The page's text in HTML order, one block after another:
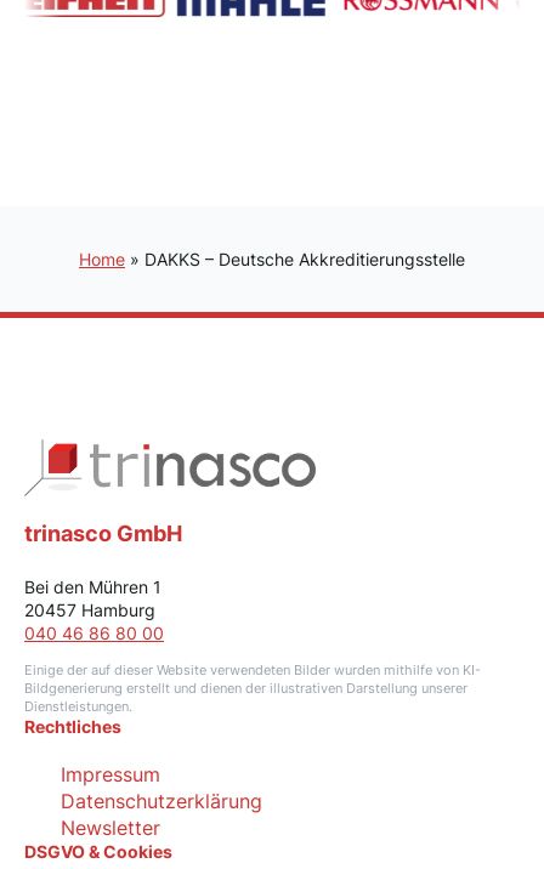
Home » DAKKS – Deutsche Akkreditierungsstelle
trinasco GmbH
Bei den Mühren 1
20457 Hamburg
040 46 86 80 00
Einige der auf dieser Website verwendeten Bilder wurden mithilfe von KI-
Bildgenerierung erstellt und dienen der illustrativen Darstellung unserer
Dienstleistungen.
Rechtliches
Impressum
Datenschutzerklärung
Newsletter
DSGVO & Cookies